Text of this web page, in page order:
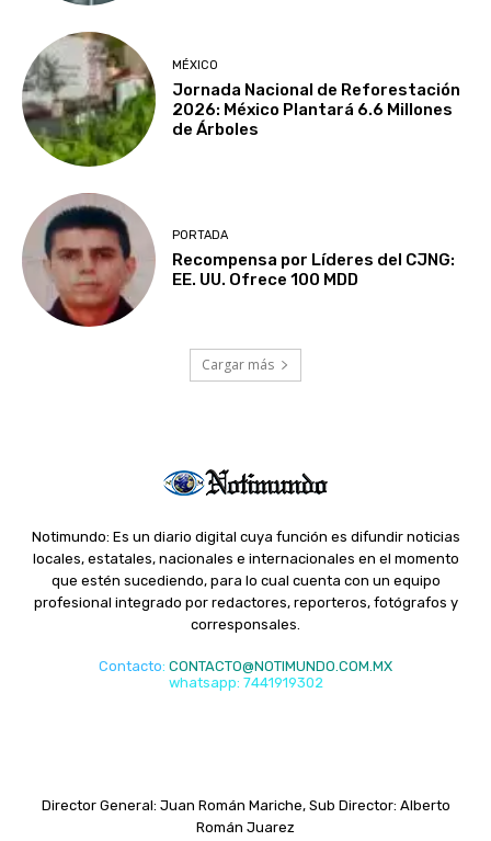
MÉXICO
Jornada Nacional de Reforestación
2026: México Plantará 6.6 Millones
de Árboles
PORTADA
Recompensa por Líderes del CJNG:
EE. UU. Ofrece 100 MDD
Cargar más
Notimundo: Es un diario digital cuya función es difundir noticias
locales, estatales, nacionales e internacionales en el momento
que estén sucediendo, para lo cual cuenta con un equipo
profesional integrado por redactores, reporteros, fotógrafos y
corresponsales.
Contacto: CONTACTO@NOTIMUNDO.COM.MX
whatsapp: 7441919302
Director General: Juan Román Mariche, Sub Director: Alberto
Román Juarez